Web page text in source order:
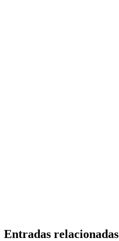
Entradas relacionadas